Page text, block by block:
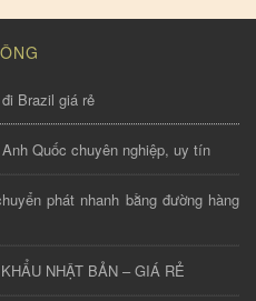
Brazil giá rẻ
Quốc chuyên nghiệp, uy tín
phát nhanh bằng đường hàng
NHẬT BẢN – GIÁ RẺ